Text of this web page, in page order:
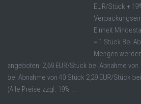
EUR/Stück +
Einheit
= 1 Stück Bei
Mengen
angeboten: 2,69 EUR/Stück bei Abnahme von
bei Abnahme von 40 Stück 2,29 EUR/Stück
(Alle Preise zzgl. 19% ...